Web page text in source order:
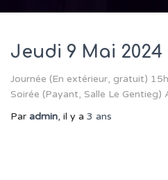
Jeudi 9 Mai 2024
Journée (En extérieur, gratuit)
Soirée (Payant, Salle Le Gentieg)
Par admin, il y a 3 ans